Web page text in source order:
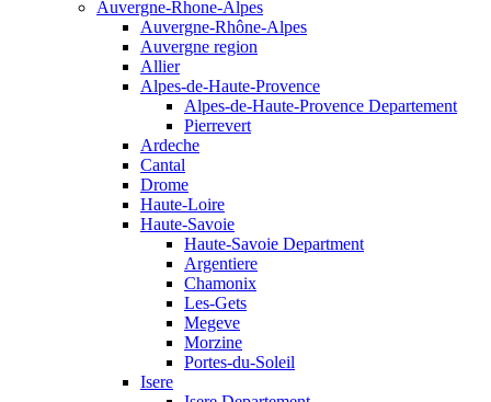
Auvergne-Rhone-Alpes
Auvergne-Rhône-Alpes
Auvergne region
Allier
Alpes-de-Haute-Provence
Alpes-de-Haute-Provence Departement
Pierrevert
Ardeche
Cantal
Drome
Haute-Loire
Haute-Savoie
Haute-Savoie Department
Argentiere
Chamonix
Les-Gets
Megeve
Morzine
Portes-du-Soleil
Isere